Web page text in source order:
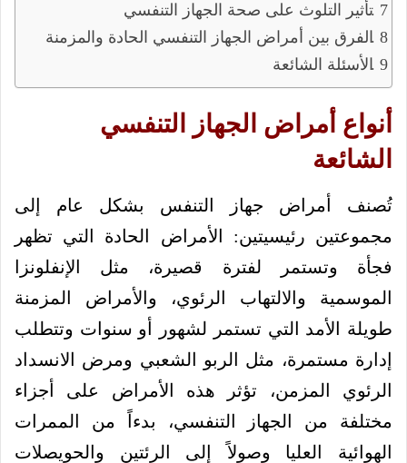
تأثير التلوث على صحة الجهاز التنفسي
الفرق بين أمراض الجهاز التنفسي الحادة والمزمنة
الأسئلة الشائعة
أنواع أمراض الجهاز التنفسي
الشائعة
تُصنف أمراض جهاز التنفس بشكل عام إلى
مجموعتين رئيسيتين: الأمراض الحادة التي تظهر
فجأة وتستمر لفترة قصيرة، مثل الإنفلونزا
الموسمية والالتهاب الرئوي، والأمراض المزمنة
طويلة الأمد التي تستمر لشهور أو سنوات وتتطلب
إدارة مستمرة، مثل الربو الشعبي ومرض الانسداد
الرئوي المزمن، تؤثر هذه الأمراض على أجزاء
مختلفة من الجهاز التنفسي، بدءاً من الممرات
الهوائية العليا وصولاً إلى الرئتين والحويصلات